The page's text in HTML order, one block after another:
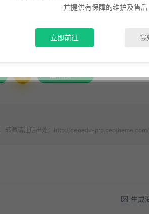
感受到一个充满生命力的成长轨迹。
春茶，慢慢讲述这段从平凡到不平凡的
赏
转载请注明出处：http://ceoedu-
生成
并提供有保障的维护及售后
立即前往 我